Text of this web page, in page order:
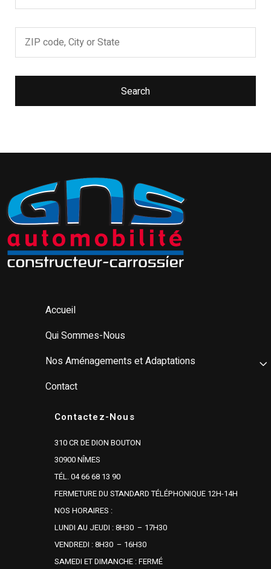
Search
Accueil
Qui Sommes-Nous
Nos Aménagements et Adaptations
Contact
Contactez-Nous
310 CR DE DION BOUTON
30900 NÎMES
TÉL. 04 66 68 13 90
FERMETURE DU STANDARD TÉLÉPHONIQUE 12H-14H
NOS HORAIRES :
LUNDI AU JEUDI : 8H30 – 17H30
VENDREDI : 8H30 – 16H30
SAMEDI ET DIMANCHE : FERMÉ